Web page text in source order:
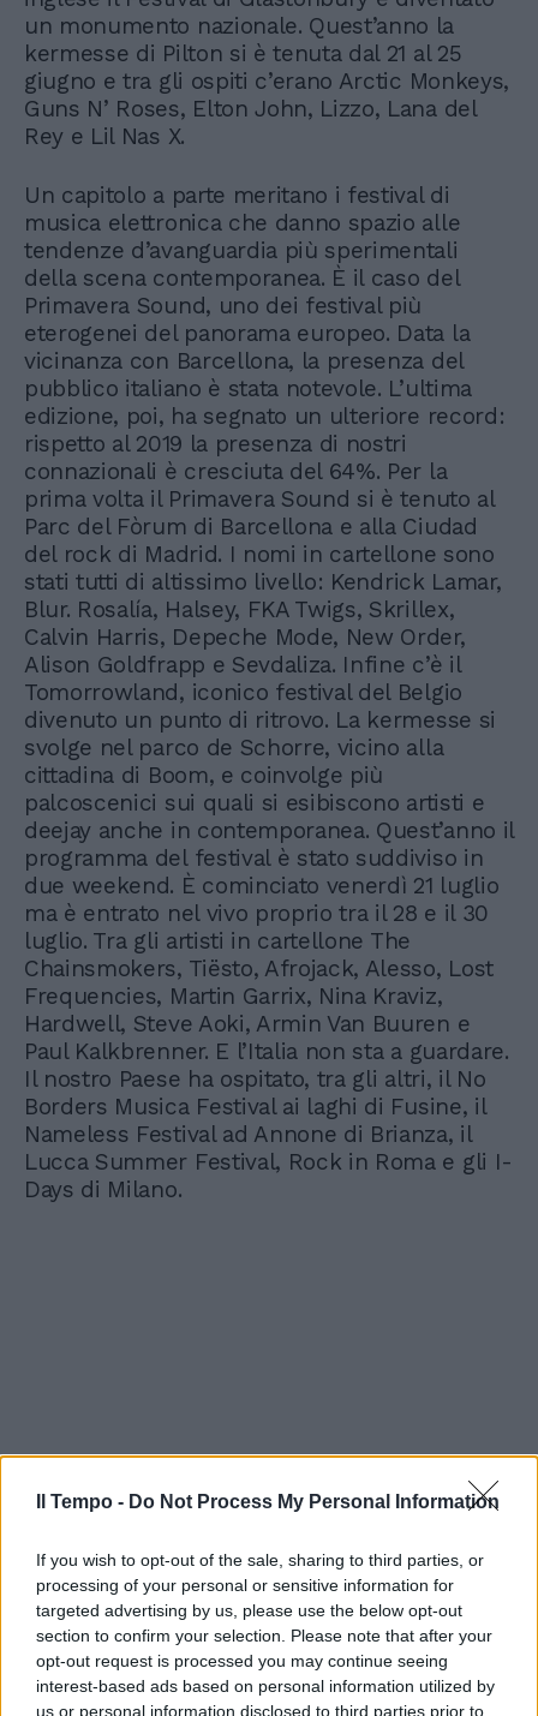
Il Tempo - Do Not Process My Personal Information
If you wish to opt-out of the sale, sharing to third parties, or
processing of your personal or sensitive information for
targeted advertising by us, please use the below opt-out
section to confirm your selection. Please note that after your
opt-out request is processed you may continue seeing
interest-based ads based on personal information utilized by
us or personal information disclosed to third parties prior to
un monumento nazionale. Quest’anno la
kermesse di Pilton si è tenuta dal 21 al 25
giugno e tra gli ospiti c’erano Arctic Monkeys,
Guns N’ Roses, Elton John, Lizzo, Lana del
Rey e Lil Nas X.
Un capitolo a parte meritano i festival di
musica elettronica che danno spazio alle
tendenze d’avanguardia più sperimentali
della scena contemporanea. È il caso del
Primavera Sound, uno dei festival più
eterogenei del panorama europeo. Data la
vicinanza con Barcellona, la presenza del
pubblico italiano è stata notevole. L’ultima
edizione, poi, ha segnato un ulteriore record:
rispetto al 2019 la presenza di nostri
connazionali è cresciuta del 64%. Per la
prima volta il Primavera Sound si è tenuto al
Parc del Fòrum di Barcellona e alla Ciudad
del rock di Madrid. I nomi in cartellone sono
stati tutti di altissimo livello: Kendrick Lamar,
Blur. Rosalía, Halsey, FKA Twigs, Skrillex,
Calvin Harris, Depeche Mode, New Order,
Alison Goldfrapp e Sevdaliza. Infine c’è il
Tomorrowland, iconico festival del Belgio
divenuto un punto di ritrovo. La kermesse si
svolge nel parco de Schorre, vicino alla
cittadina di Boom, e coinvolge più
palcoscenici sui quali si esibiscono artisti e
deejay anche in contemporanea. Quest’anno il
programma del festival è stato suddiviso in
due weekend. È cominciato venerdì 21 luglio
ma è entrato nel vivo proprio tra il 28 e il 30
luglio. Tra gli artisti in cartellone The
Chainsmokers, Tiësto, Afrojack, Alesso, Lost
Frequencies, Martin Garrix, Nina Kraviz,
Hardwell, Steve Aoki, Armin Van Buuren e
Paul Kalkbrenner. E l’Italia non sta a guardare.
Il nostro Paese ha ospitato, tra gli altri, il No
Borders Musica Festival ai laghi di Fusine, il
Nameless Festival ad Annone di Brianza, il
Lucca Summer Festival, Rock in Roma e gli I-
Days di Milano.